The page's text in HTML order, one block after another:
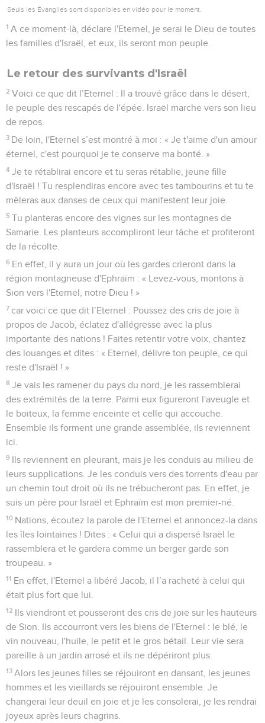
Seuls les Évangiles sont disponibles en vidéo pour le moment.
1 A ce moment-là, déclare l'Eternel, je serai le Dieu de toutes
les familles d'Israël, et eux, ils seront mon peuple.
Le retour des survivants d'Israël
2 Voici ce que dit l’Eternel : Il a trouvé grâce dans le désert,
le peuple des rescapés de l'épée. Israël marche vers son lieu
de repos.
3 De loin, l'Eternel s’est montré à moi : « Je t'aime d'un amour
éternel, c'est pourquoi je te conserve ma bonté. »
4 Je te rétablirai encore et tu seras rétablie, jeune fille
d'Israël ! Tu resplendiras encore avec tes tambourins et tu te
mêleras aux danses de ceux qui manifestent leur joie.
5 Tu planteras encore des vignes sur les montagnes de
Samarie. Les planteurs accompliront leur tâche et profiteront
de la récolte.
6 En effet, il y aura un jour où les gardes crieront dans la
région montagneuse d'Ephraïm : « Levez-vous, montons à
Sion vers l'Eternel, notre Dieu ! »
7 car voici ce que dit l’Eternel : Poussez des cris de joie à
propos de Jacob, éclatez d'allégresse avec la plus
importante des nations ! Faites retentir votre voix, chantez
des louanges et dites : « Eternel, délivre ton peuple, ce qui
reste d'Israël ! »
8 Je vais les ramener du pays du nord, je les rassemblerai
des extrémités de la terre. Parmi eux figureront l'aveugle et
le boiteux, la femme enceinte et celle qui accouche.
Ensemble ils forment une grande assemblée, ils reviennent
ici.
9 Ils reviennent en pleurant, mais je les conduis au milieu de
leurs supplications. Je les conduis vers des torrents d'eau par
un chemin tout droit où ils ne trébucheront pas. En effet, je
suis un père pour Israël et Ephraïm est mon premier-né.
10 Nations, écoutez la parole de l'Eternel et annoncez-la dans
les îles lointaines ! Dites : « Celui qui a dispersé Israël le
rassemblera et le gardera comme un berger garde son
troupeau. »
11 En effet, l'Eternel a libéré Jacob, il l’a racheté à celui qui
était plus fort que lui.
12 Ils viendront et pousseront des cris de joie sur les hauteurs
de Sion. Ils accourront vers les biens de l'Eternel : le blé, le
vin nouveau, l'huile, le petit et le gros bétail. Leur vie sera
pareille à un jardin arrosé et ils ne dépériront plus.
13 Alors les jeunes filles se réjouiront en dansant, les jeunes
hommes et les vieillards se réjouiront ensemble. Je
changerai leur deuil en joie et je les consolerai, je les rendrai
joyeux après leurs chagrins.